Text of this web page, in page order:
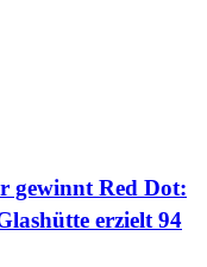
gewinnt Red Dot:
erzielt 94